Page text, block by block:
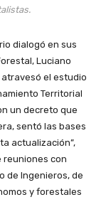
dialogó en sus
Luciano
el estudio
Territorial
un decreto que
sentó las bases
actualización”,
reuniones con
de Ingenieros, de
y forestales